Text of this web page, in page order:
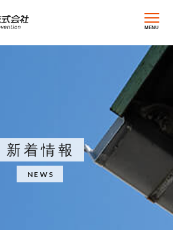
MENU
新着情報
NEWS